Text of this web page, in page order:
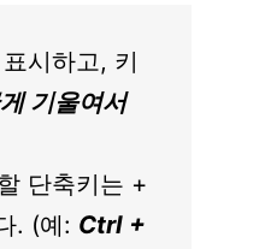
표시하고, 키
기울여서
단축키는 +
. (예: Ctrl +